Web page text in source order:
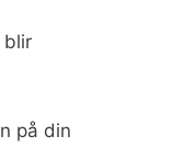
blir
på din